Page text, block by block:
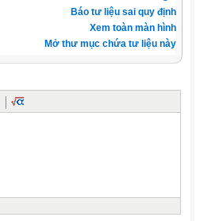
Báo tư liệu sai quy định
Xem toàn màn hình
Mở thư mục chứa tư liệu này